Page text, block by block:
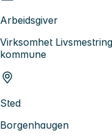
Arbeidsgiver
Virksomhet
kommune
Sted
Borgenhaugen